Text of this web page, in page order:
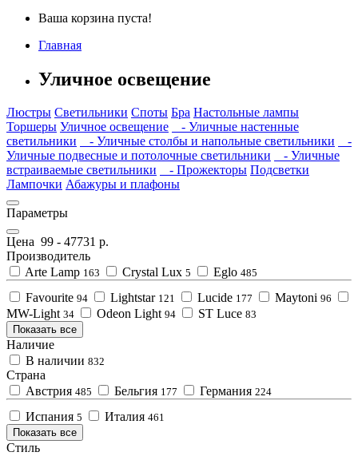
Ваша корзина пуста!
Главная
Уличное освещение
Люстры Светильники Споты Бра Настольные лампы
Торшеры Уличное освещение
- Уличные настенные
светильники
- Уличные столбы и напольные светильники
-
Уличные подвесные и потолочные светильники
- Уличные
встраиваемые светильники
- Прожекторы Подсветки
Лампочки Абажуры и плафоны
Параметры
Цена 99 - 47731 р.
Производитель
Arte Lamp 163 Crystal Lux 5 Eglo 485
Favourite 94 Lightstar 121 Lucide 177 Maytoni 96
MW-Light 34 Odeon Light 94 ST Luce 83
Показать все
Наличие
В наличии 832
Страна
Австрия 485 Бельгия 177 Германия 224
Испания 5 Италия 461
Показать все
Стиль